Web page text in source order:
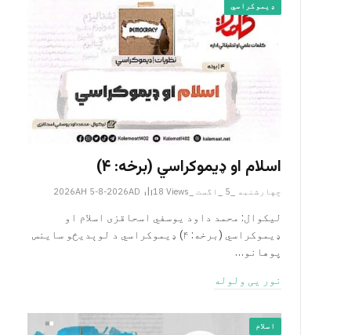
ډیموکراسي
اسلام او ډیموکراسي (برخه: ۴)
چهارشنبه _5 _اگست _2026AH 5-8-2026AD 18 Views
لیکوال: محمد داود یوسفي اسحاقزی اسلام او
ډیموکراسي (برخه: ۴) ډیموکراسي د لوېدیځو ساینس
پوهانو…
نور یی ولوله
اسلام